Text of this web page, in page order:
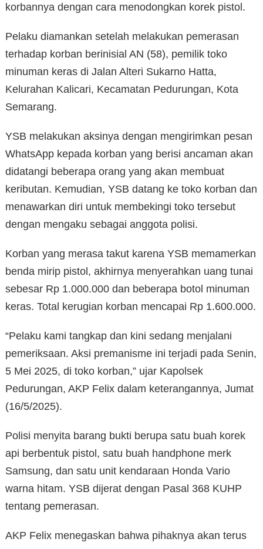
korbannya dengan cara menodongkan korek pistol.
Pelaku diamankan setelah melakukan pemerasan
terhadap korban berinisial AN (58), pemilik toko
minuman keras di Jalan Alteri Sukarno Hatta,
Kelurahan Kalicari, Kecamatan Pedurungan, Kota
Semarang.
YSB melakukan aksinya dengan mengirimkan pesan
WhatsApp kepada korban yang berisi ancaman akan
didatangi beberapa orang yang akan membuat
keributan. Kemudian, YSB datang ke toko korban dan
menawarkan diri untuk membekingi toko tersebut
dengan mengaku sebagai anggota polisi.
Korban yang merasa takut karena YSB memamerkan
benda mirip pistol, akhirnya menyerahkan uang tunai
sebesar Rp 1.000.000 dan beberapa botol minuman
keras. Total kerugian korban mencapai Rp 1.600.000.
“Pelaku kami tangkap dan kini sedang menjalani
pemeriksaan. Aksi premanisme ini terjadi pada Senin,
5 Mei 2025, di toko korban,” ujar Kapolsek
Pedurungan, AKP Felix dalam keterangannya, Jumat
(16/5/2025).
Polisi menyita barang bukti berupa satu buah korek
api berbentuk pistol, satu buah handphone merk
Samsung, dan satu unit kendaraan Honda Vario
warna hitam. YSB dijerat dengan Pasal 368 KUHP
tentang pemerasan.
AKP Felix menegaskan bahwa pihaknya akan terus